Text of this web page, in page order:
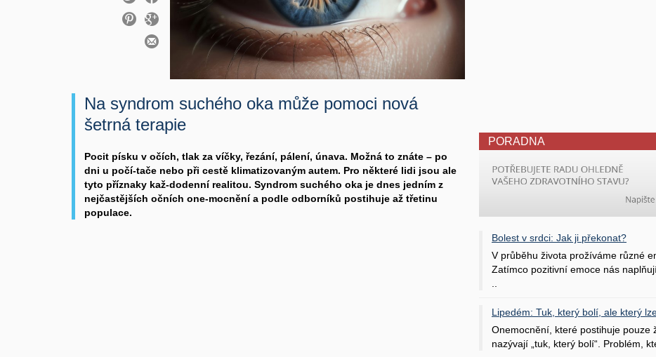
Na syndrom suchého oka může pomoci nová
šetrná terapie
Pocit písku v očích, tlak za víčky, řezání, pálení, únava. Možná to znáte – po
dni u počí-tače nebo při cestě klimatizovaným autem. Pro některé lidi jsou ale
tyto příznaky kaž-dodenní realitou. Syndrom suchého oka je dnes jedním z
nejčastějších očních one-mocnění a podle odborníků postihuje až třetinu
populace.
PORADNA
Bolest v srdci: Jak ji překonat?
V průběhu života prožíváme různé
Zatímco pozitivní emoce nás
Lipedém: Tuk, který bolí, ale který
Onemocnění, které postihuje pouze
nazývají „tuk, který bolí“. Problém,